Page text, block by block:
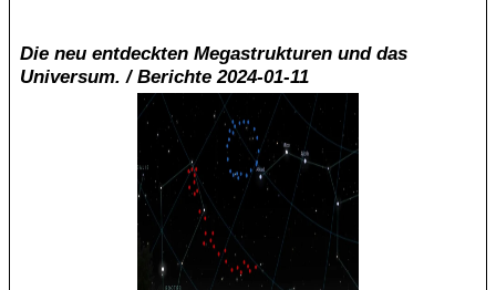
Die neu entdeckten Megastrukturen und das
Universum. / Berichte 2024-01-11